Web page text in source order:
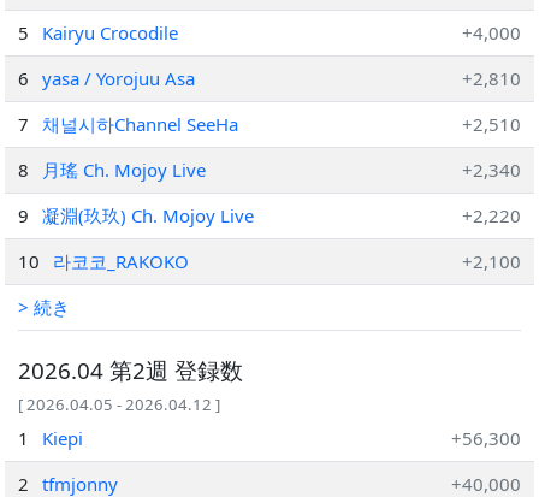
5
Kairyu Crocodile
+4,000
6
yasa / Yorojuu Asa
+2,810
7
채널시하Channel SeeHa
+2,510
8
月瑤 Ch. Mojoy Live
+2,340
9
凝淵(玖玖) Ch. Mojoy Live
+2,220
10
라코코_RAKOKO
+2,100
> 続き
2026.04 第2週 登録数
[ 2026.04.05 - 2026.04.12 ]
1 Kiepi
+56,300
2
tfmjonny
+40,000